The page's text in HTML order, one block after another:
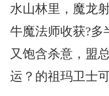
水山林里，魔龙
牛魔法师收获?
又饱含杀意，盟
运？的祖玛卫士